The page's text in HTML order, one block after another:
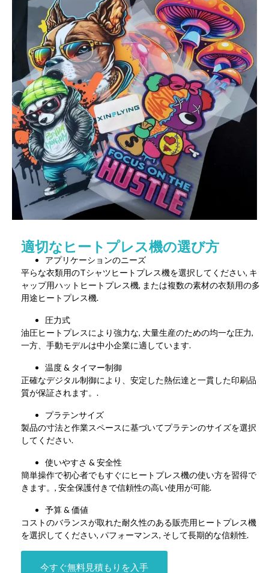
適切なヒートプレス機の選び方
アプリケーションのニーズ
平らな衣類用のTシャツヒートプレス機を選択してください, キ
ャップ用ハットヒートプレス機, または複数の素材の衣類用の多
用途ヒートプレス機.
圧力式
油圧ヒートプレスにより強力な, 大量生産のための均一な圧力,
一方、手動モデルは中小企業に適しています.
温度 & タイマー制御
正確なデジタル制御により、安定した熱伝達と一貫した印刷品
質が保証されます。.
プラテンサイズ
製品の寸法と作業スペースに基づいてプラテンのサイズを選択
してください.
使いやすさ & 安全性
簡単操作で初心者でもすぐにヒートプレス機の使い方を習得で
きます。, 安全保護付きで信頼性の高い使用が可能.
予算 & 価値
コストのバランスが取れた耐久性のある販売用ヒートプレス機
を選択してください, パフォーマンス, そして長期的な信頼性.
今すぐ無料見積もりを入手